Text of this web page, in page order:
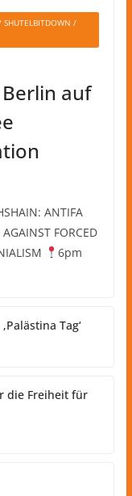
SHUTELBITDOWN /
auf
ANTIFA
FORCED
6pm
Tag‘
die Freiheit für